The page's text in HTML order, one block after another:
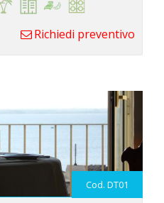
Richiedi preventivo
Cod. DT01